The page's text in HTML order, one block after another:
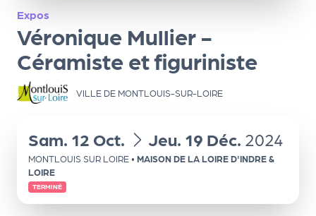
Expos
Véronique Mullier -
Céramiste et figuriniste
VILLE DE MONTLOUIS-SUR-LOIRE
du
Sam. 12 Oct. au
Jeu. 19 Déc. 2024
MONTLOUIS SUR LOIRE • MAISON DE LA LOIRE D'INDRE &
LOIRE
TERMINÉ
ns
PR
O
G!
O
G!
Le
Ma